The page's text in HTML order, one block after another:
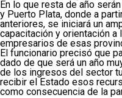
En lo que resta de año
y Puerto Plata, donde a
anteriores, se iniciará un
capacitación y orientación
empresarios de esas
El funcionario precisó que
dado de que será un año
de los ingresos del sector
recibir el Estado esos
como consecuencia de la